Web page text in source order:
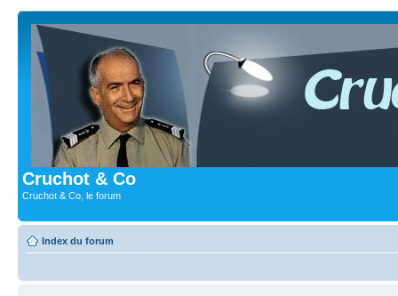
Cruchot & Co
Cruchot & Co, le forum
Index du forum